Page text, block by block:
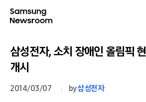
삼성전자, 소치 장애인 올림픽
개시
2014/03/07 by삼성전자